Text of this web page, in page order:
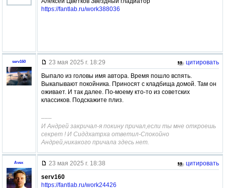
https://fantlab.ru/work388036
serv160 23 мая 2025 г. 18:29
цитировать
Выпало из головы имя автора. Время пошло вспять.
Выкапывают покойника. Приносят с кладбища домой. Там он
оживает. И так далее. По-моему кто-то из советских
классиков. Подскажите плиз.
–––
И Андрей закричал-я покину причал,если ты мне откроешь
секрет ! И Сиддхатрха ответил-Спокойно
Андрей,никакого причала здесь нет.
Avex 23 мая 2025 г. 18:38
цитировать
serv160
https://fantlab.ru/work24426